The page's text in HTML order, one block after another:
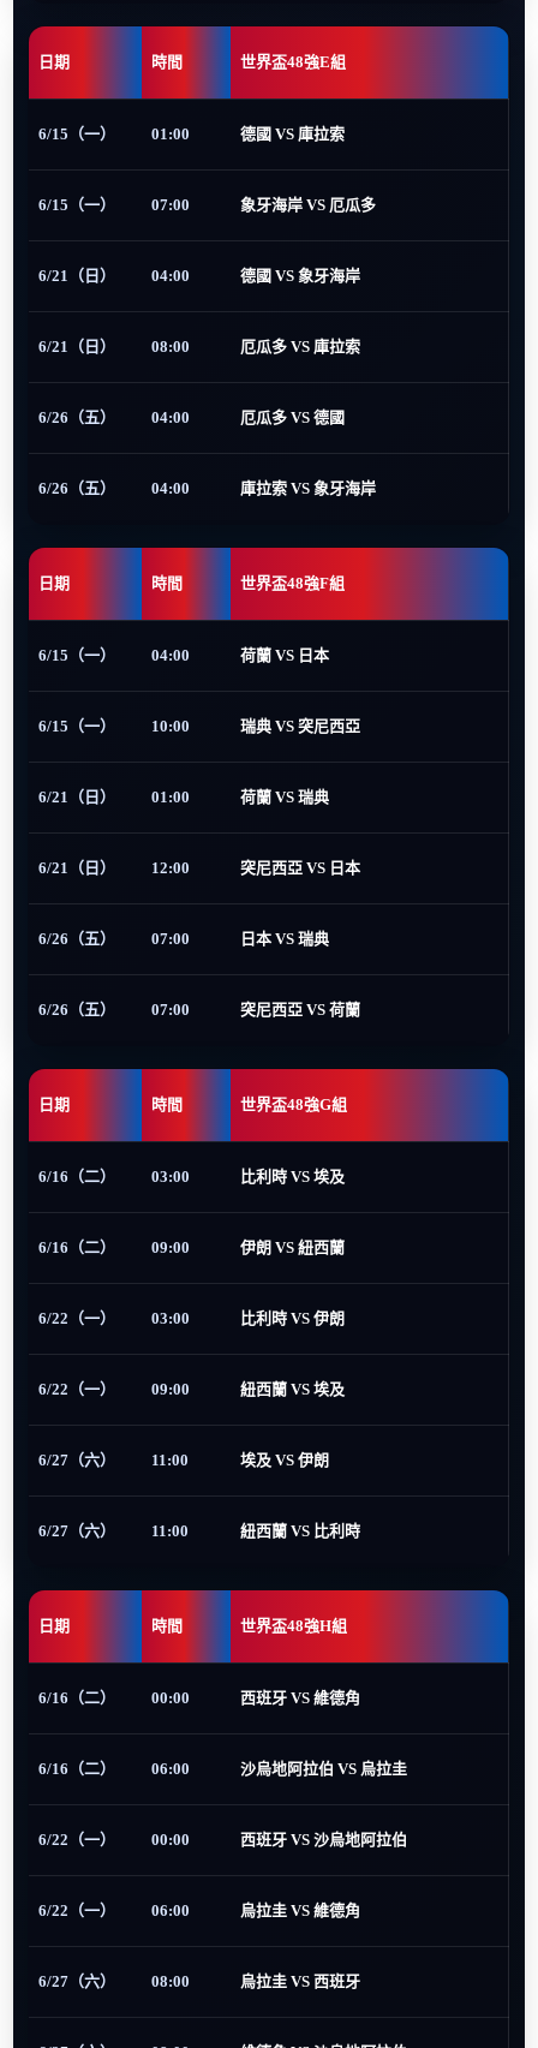
日期 時間 世界盃48強E組
6/15（一） 01:00 德國 VS 庫拉索
6/15（一） 07:00 象牙海岸 VS 厄瓜多
6/21（日） 04:00 德國 VS 象牙海岸
6/21（日） 08:00 厄瓜多 VS 庫拉索
6/26（五） 04:00 厄瓜多 VS 德國
6/26（五） 04:00 庫拉索 VS 象牙海岸
日期 時間 世界盃48強F組
6/15（一） 04:00 荷蘭 VS 日本
6/15（一） 10:00 瑞典 VS 突尼西亞
6/21（日） 01:00 荷蘭 VS 瑞典
6/21（日） 12:00 突尼西亞 VS 日本
6/26（五） 07:00 日本 VS 瑞典
6/26（五） 07:00 突尼西亞 VS 荷蘭
日期 時間 世界盃48強G組
6/16（二） 03:00 比利時 VS 埃及
6/16（二） 09:00 伊朗 VS 紐西蘭
6/22（一） 03:00 比利時 VS 伊朗
6/22（一） 09:00 紐西蘭 VS 埃及
6/27（六） 11:00 埃及 VS 伊朗
6/27（六） 11:00 紐西蘭 VS 比利時
日期 時間 世界盃48強H組
6/16（二） 00:00 西班牙 VS 維德角
6/16（二） 06:00 沙烏地阿拉伯 VS 烏拉圭
6/22（一） 00:00 西班牙 VS 沙烏地阿拉伯
6/22（一） 06:00 烏拉圭 VS 維德角
6/27（六） 08:00 烏拉圭 VS 西班牙